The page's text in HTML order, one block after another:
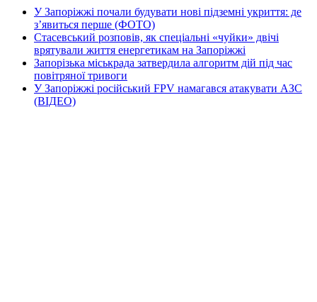
У Запоріжжі почали будувати нові підземні укриття: де
з’явиться перше (ФОТО)
Стасевський розповів, як спеціальні «чуйки» двічі
врятували життя енергетикам на Запоріжжі
Запорізька міськрада затвердила алгоритм дій під час
повітряної тривоги
У Запоріжжі російський FPV намагався атакувати АЗС
(ВІДЕО)